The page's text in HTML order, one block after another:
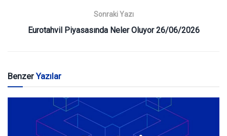
Sonraki Yazı
Eurotahvil Piyasasında Neler Oluyor 26/06/2026
BenzerYazılar